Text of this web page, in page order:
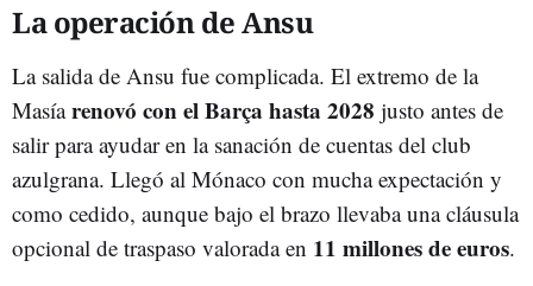
La operación de Ansu
La salida de Ansu fue complicada. El extremo de la
Masíarenovó con el Barça hasta 2028 justo antes de
salir para ayudar en la sanación de cuentas del club
azulgrana. Llegó al Mónaco con mucha expectación y
como cedido, aunque bajo el brazo llevaba una cláusula
opcional de traspaso valorada en 11 millones de euros.